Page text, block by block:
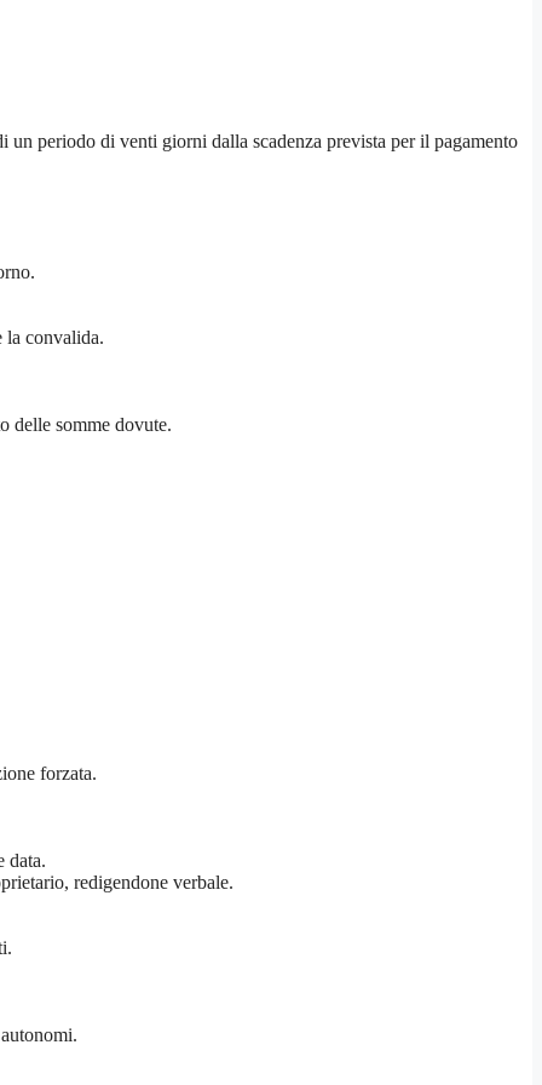
periodo di venti giorni dalla scadenza prevista per il pagamento
la convalida.
delle somme dovute.
forzata.
data.
redigendone verbale.